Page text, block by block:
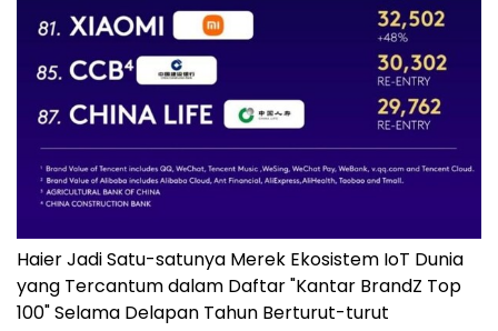
Haier Jadi Satu-satunya Merek Ekosistem IoT Dunia
yang Tercantum dalam Daftar "Kantar BrandZ Top
100" Selama Delapan Tahun Berturut-turut